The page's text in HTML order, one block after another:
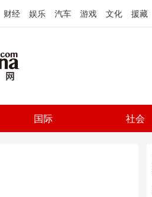
财经 娱乐 汽车 游戏 文化 援藏
国际 社会